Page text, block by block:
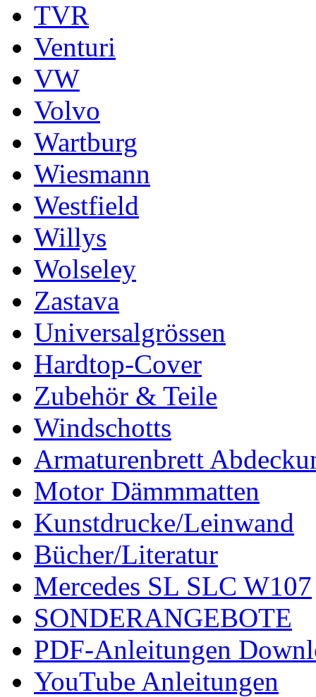
TVR
Venturi
VW
Volvo
Wartburg
Wiesmann
Westfield
Willys
Wolseley
Zastava
Universalgrössen
Hardtop-Cover
Zubehör & Teile
Windschotts
Armaturenbrett
Motor Dämmmatten
Kunstdrucke/Leinwand
Bücher/Literatur
Mercedes SL SLC W107
SONDERANGEBOTE
PDF-Anleitungen
YouTube Anleitungen